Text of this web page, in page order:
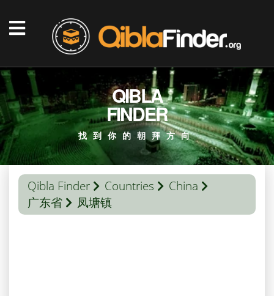
QIBLA
FINDER
找到你的朝拜方向
Qibla Finder Countries
China
广东省
凤塘镇